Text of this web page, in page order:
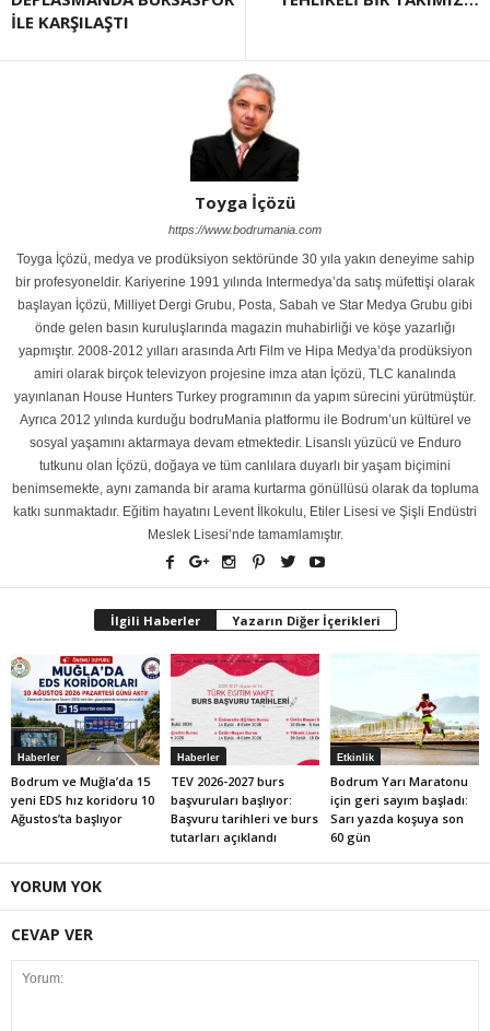
İLE KARŞILAŞTI
Toyga İçözü
https://www.bodrumania.com
Toyga İçözü, medya ve prodüksiyon sektöründe 30 yıla yakın deneyime sahip
bir profesyoneldir. Kariyerine 1991 yılında Intermedya’da satış müfettişi olarak
başlayan İçözü, Milliyet Dergi Grubu, Posta, Sabah ve Star Medya Grubu gibi
önde gelen basın kuruluşlarında magazin muhabirliği ve köşe yazarlığı
yapmıştır. 2008-2012 yılları arasında Artı Film ve Hipa Medya’da prodüksiyon
amiri olarak birçok televizyon projesine imza atan İçözü, TLC kanalında
yayınlanan House Hunters Turkey programının da yapım sürecini yürütmüştür.
Ayrıca 2012 yılında kurduğu bodruMania platformu ile Bodrum’un kültürel ve
sosyal yaşamını aktarmaya devam etmektedir. Lisanslı yüzücü ve Enduro
tutkunu olan İçözü, doğaya ve tüm canlılara duyarlı bir yaşam biçimini
benimsemekte, aynı zamanda bir arama kurtarma gönüllüsü olarak da topluma
katkı sunmaktadır. Eğitim hayatını Levent İlkokulu, Etiler Lisesi ve Şişli Endüstri
Meslek Lisesi’nde tamamlamıştır.
İlgili Haberler Yazarın Diğer İçerikleri
Haberler
Bodrum ve Muğla’da 15
yeni EDS hız koridoru 10
Ağustos’ta başlıyor
Haberler
TEV 2026-2027 burs
başvuruları başlıyor:
Başvuru tarihleri ve burs
tutarları açıklandı
Etkinlik
Bodrum Yarı Maratonu
için geri sayım başladı:
Sarı yazda koşuya son
60 gün
YORUM YOK
CEVAP VER